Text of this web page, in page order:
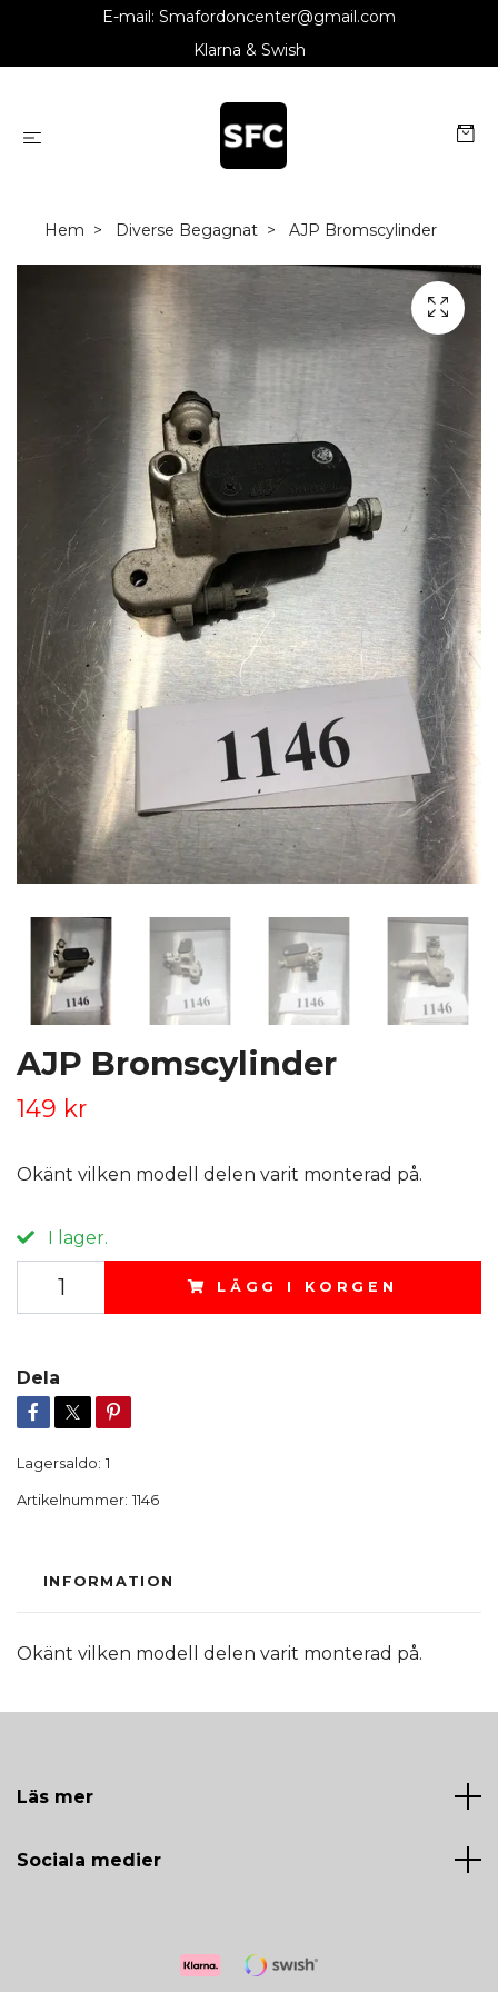
E-mail: Smafordoncenter@gmail.com
Klarna & Swish
Hem Diverse Begagnat AJP Bromscylinder
AJP Bromscylinder
149 kr
Okänt vilken modell delen varit monterad på.
I lager.
LÄGG I KORGEN
Dela
Lagersaldo: 1
Artikelnummer: 1146
INFORMATION
Okänt vilken modell delen varit monterad på.
Läs mer
Sociala medier